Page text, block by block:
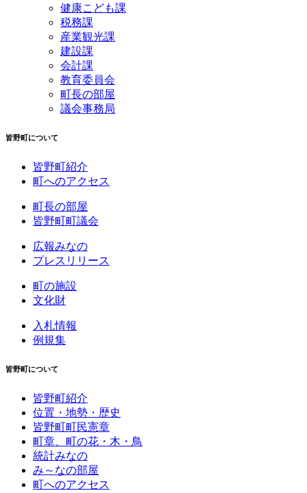
健康こども課
税務課
産業観光課
建設課
会計課
教育委員会
町長の部屋
議会事務局
皆野町について
皆野町紹介
町へのアクセス
町長の部屋
皆野町町議会
広報みなの
プレスリリース
町の施設
文化財
入札情報
例規集
皆野町について
皆野町紹介
位置・地勢・歴史
皆野町町民憲章
町章、町の花・木・鳥
統計みなの
み～なの部屋
町へのアクセス